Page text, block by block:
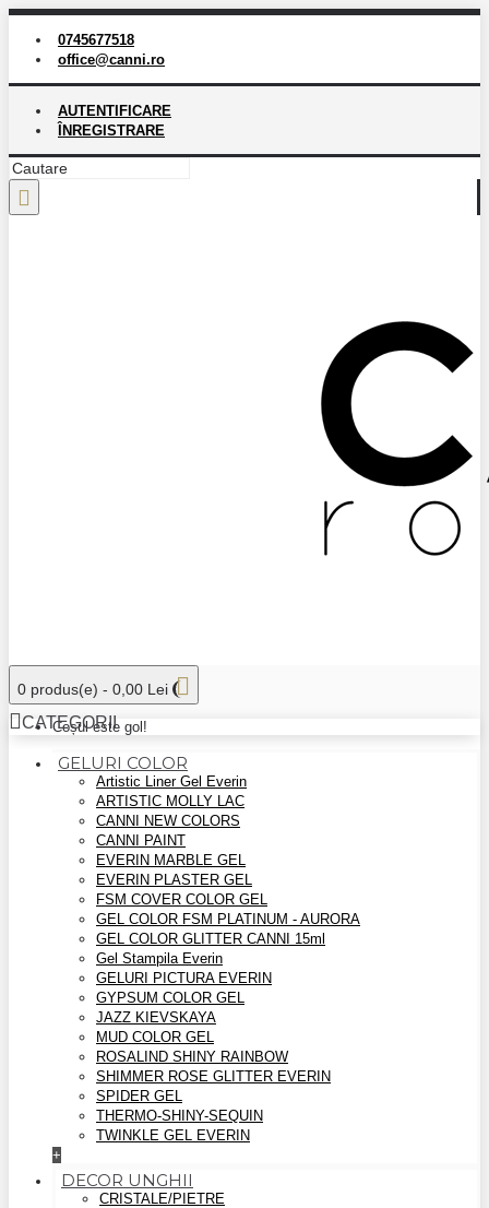
0745677518
office@canni.ro
AUTENTIFICARE
ÎNREGISTRARE
0 produs(e) - 0,00 Lei
Coșul este gol!
CATEGORII
GELURI COLOR
Artistic Liner Gel Everin
ARTISTIC MOLLY LAC
CANNI NEW COLORS
CANNI PAINT
EVERIN MARBLE GEL
EVERIN PLASTER GEL
FSM COVER COLOR GEL
GEL COLOR FSM PLATINUM - AURORA
GEL COLOR GLITTER CANNI 15ml
Gel Stampila Everin
GELURI PICTURA EVERIN
GYPSUM COLOR GEL
JAZZ KIEVSKAYA
MUD COLOR GEL
ROSALIND SHINY RAINBOW
SHIMMER ROSE GLITTER EVERIN
SPIDER GEL
THERMO-SHINY-SEQUIN
TWINKLE GEL EVERIN
+
DECOR UNGHII
CRISTALE/PIETRE